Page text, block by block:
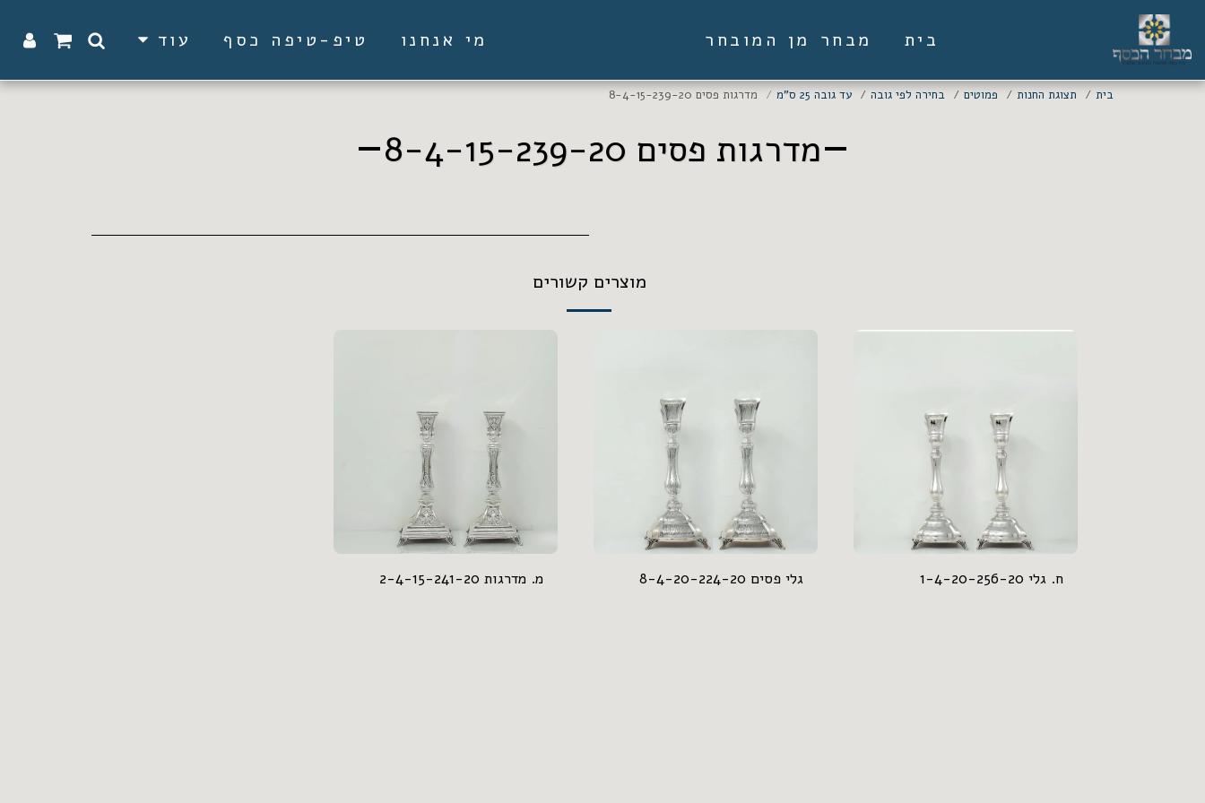
בית מבחר מן המובחר מי אנחנו טיפ-טיפה כסף עוד
בית תצוגת החנות פמוטים בחירה לפי גובה עד גובה 25 ס"מ מדרגות פסים 8-4-15-239-20
מדרגות פסים 8-4-15-239-20
מוצרים קשורים
ח. גלי 1-4-20-256-20 גלי פסים 8-4-20-224-20 מ. מדרגות 2-4-15-241-20